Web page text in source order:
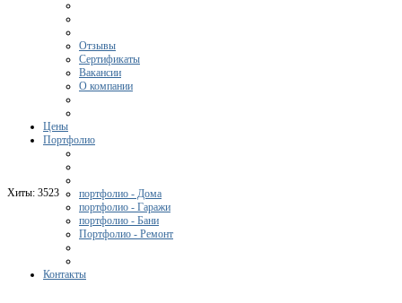
Отзывы
Сертификаты
Вакансии
О компании
Цены
Портфолио
портфолио - Дома
портфолио - Гаражи
портфолио - Бани
Портфолио - Ремонт
Контакты
Хиты: 3523